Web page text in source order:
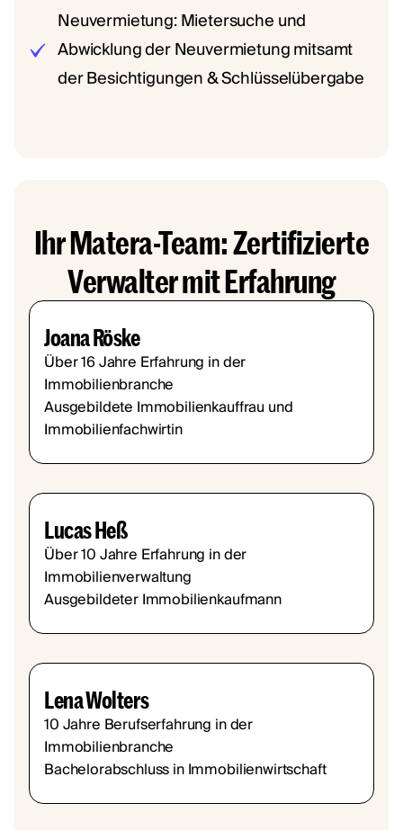
Neuvermietung: Mietersuche und
Abwicklung der Neuvermietung mitsamt
der Besichtigungen & Schlüsselübergabe
Ihr Matera-Team: Zertifizierte
Verwalter mit Erfahrung
Joana Röske
Über 16 Jahre Erfahrung in der
Immobilienbranche
Ausgebildete Immobilienkauffrau und
Immobilienfachwirtin
Lucas Heß
Über 10 Jahre Erfahrung in der
Immobilienverwaltung
Ausgebildeter Immobilienkaufmann
Lena Wolters
10 Jahre Berufserfahrung in der
Immobilienbranche
Bachelorabschluss in Immobilienwirtschaft